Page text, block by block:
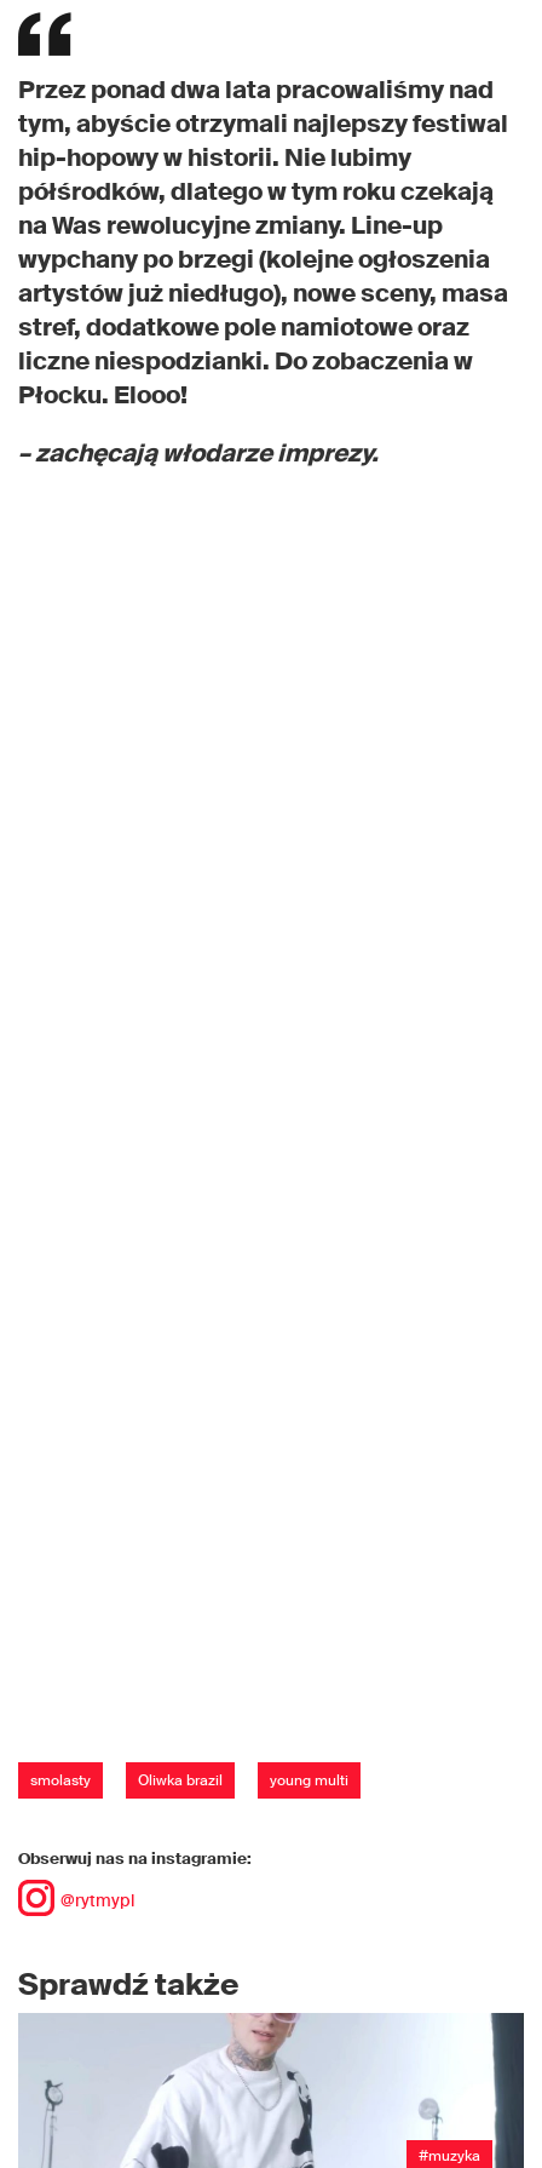
Przez ponad dwa lata pracowaliśmy nad
tym, abyście otrzymali najlepszy festiwal
hip-hopowy w historii. Nie lubimy
półśrodków, dlatego w tym roku czekają
na Was rewolucyjne zmiany. Line-up
wypchany po brzegi (kolejne ogłoszenia
artystów już niedługo), nowe sceny, masa
stref, dodatkowe pole namiotowe oraz
liczne niespodzianki. Do zobaczenia w
Płocku. Elooo!
– zachęcają włodarze imprezy.
smolasty Oliwka brazil young multi
Obserwuj nas na instagramie:
@rytmypl
Sprawdź także
#muzyka